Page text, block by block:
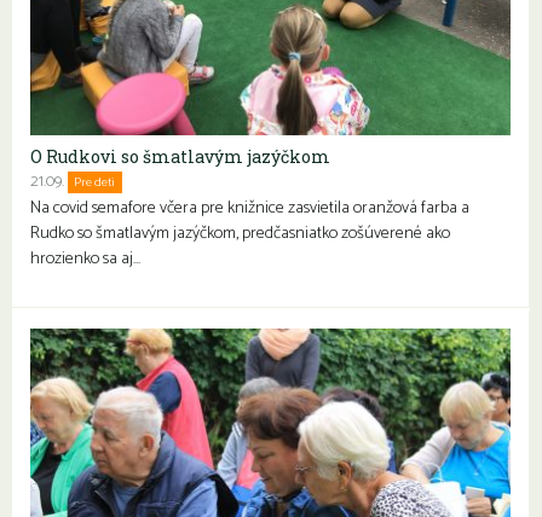
O Rudkovi so šmatlavým jazýčkom
21.09. Pre deti
Na covid semafore včera pre knižnice zasvietila oranžová farba a
Rudko so šmatlavým jazýčkom, predčasniatko zošúverené ako
hrozienko sa aj…